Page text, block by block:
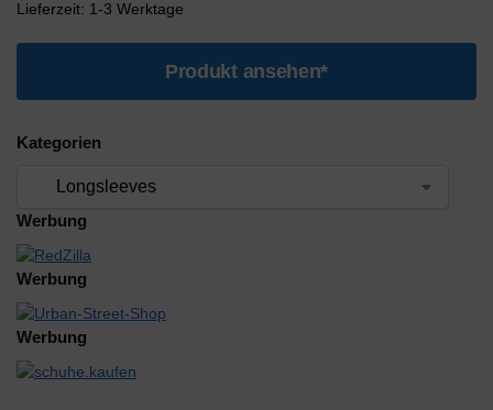
Lieferzeit: 1-3 Werktage
Produkt ansehen*
Kategorien
Werbung
Werbung
Werbung